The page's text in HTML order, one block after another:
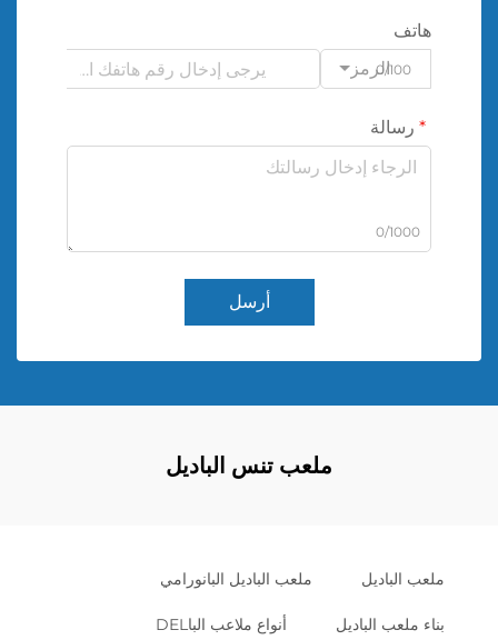
هاتف
الرمز0/100
رسالة
0/1000
أرسل
ملعب تنس الباديل
ملعب الباديل ملعب الباديل البانورامي
بناء ملعب الباديل أنواع ملاعب الباDEL